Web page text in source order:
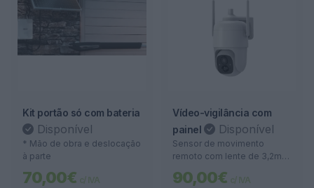
Kit portão só com bateria
Disponível
* Mão de obra e deslocação
à parte
70,00€ c/ IVA
Vídeo-vigilância com
painel
Disponível
Sensor de movimento
remoto com lente de 3,2mm
128º, oferecendo um
90,00€ c/ IVA